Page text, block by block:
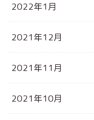
2022年1月
2021年12月
2021年11月
2021年10月